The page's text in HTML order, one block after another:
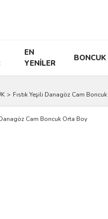
EN
YENİLER
BONCUK
Fıstık Yeşili Danagöz Cam